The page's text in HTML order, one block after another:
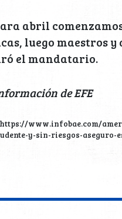
abril
luego maestros
el mandatario.
de EFE
www.infobae.com/
y-sin-riesgos-aseguro-